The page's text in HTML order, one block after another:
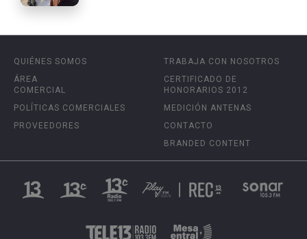
QUIÉNES SOMOS
ÁREA
COMERCIAL
POLÍTICAS COMERCIALES
PROVEEDORES
TRABAJA CON NOSOTROS
CERTIFICADO DE
HONORARIOS 2012
MEDICIÓN ANTENAS
CONTACTO
BRANDED CONTENT